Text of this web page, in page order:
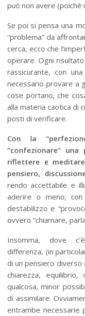
può non avere (poichè
Se poi si pensa una
“problema” da
cerca, ecco che
operare. Ogni
rassicurante, con
necessario provare a
cose portano, che
alla materia caotica di
posti di verificare.
Con la
“confezionare”
riflettere e
pensiero,
rendo accettabile e
aderire o meno; con
destabilizzo e
ovvero “chiamare,
Insomma, dove
differenza, (in
di un pensiero diverso
chiarezza, equilibrio,
qualcosa, minor
di assimilare.
entrambe necessarie